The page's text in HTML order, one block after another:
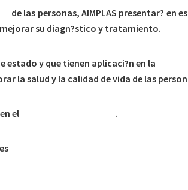
de las personas, AIMPLAS presentar?
su diagn?stico y tratamiento.
estado y que tienen aplicaci?n en la
la salud y la calidad de vida de las
el .